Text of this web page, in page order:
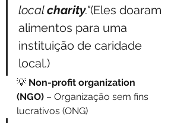
local charity."(Eles doaram
alimentos para uma
instituição de caridade
local.)
💡 Non-profit organization
(NGO) – Organização sem fins
lucrativos (ONG)